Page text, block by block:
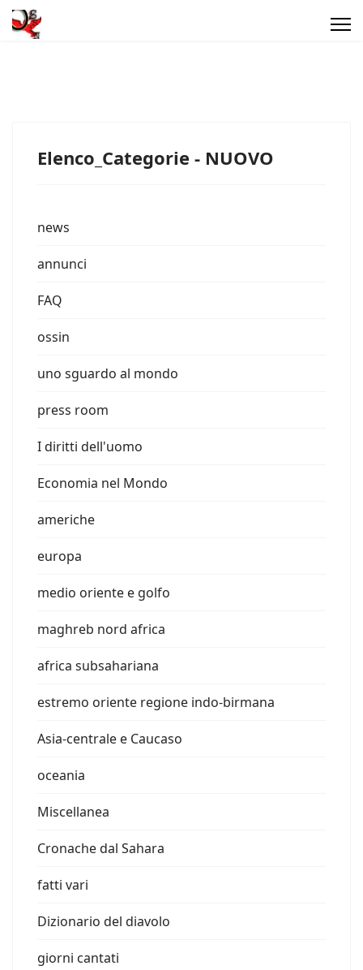
Elenco_Categorie - NUOVO
news
annunci
FAQ
ossin
uno sguardo al mondo
press room
I diritti dell'uomo
Economia nel Mondo
americhe
europa
medio oriente e golfo
maghreb nord africa
africa subsahariana
estremo oriente regione indo-birmana
Asia-centrale e Caucaso
oceania
Miscellanea
Cronache dal Sahara
fatti vari
Dizionario del diavolo
giorni cantati